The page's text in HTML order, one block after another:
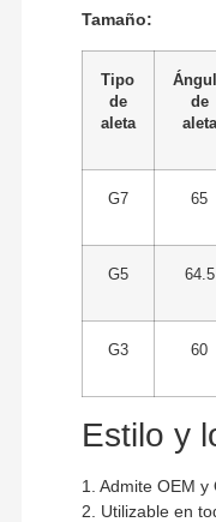
Tamaño:
Tipo
de
aleta
de
aleta
G7 65
G5 64.5
G3 60
Estilo y
1. Admite OEM y
2. Utilizable en